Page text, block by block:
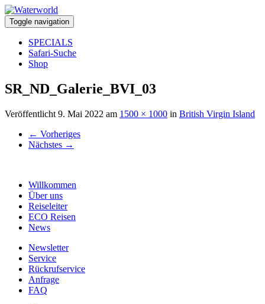
Toggle navigation
SPECIALS
Safari-Suche
Shop
SR_ND_Galerie_BVI_03
Veröffentlicht 9. Mai 2022 am 1500 × 1000 in British Virgin Island
← Vorheriges
Nächstes →
Willkommen
Über uns
Reiseleiter
ECO Reisen
News
Newsletter
Service
Rückrufservice
Anfrage
FAQ